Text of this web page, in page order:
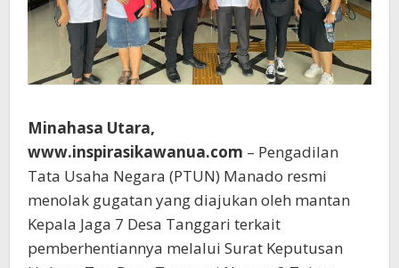
Minahasa Utara,
www.inspirasikawanua.com – Pengadilan
Tata Usaha Negara (PTUN) Manado resmi
menolak gugatan yang diajukan oleh mantan
Kepala Jaga 7 Desa Tanggari terkait
pemberhentiannya melalui Surat Keputusan